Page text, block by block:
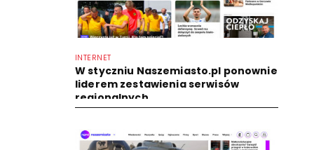
INTERNET
W styczniu Naszemiasto.pl ponownie
liderem zestawienia serwisów
regionalnych